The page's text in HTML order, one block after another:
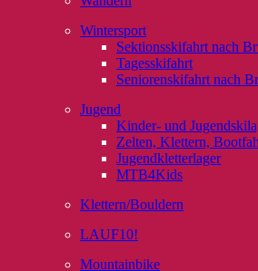
Wintersport
Sektionsskifahrt nach
Tagesskifahrt
Seniorenskifahrt nach
Jugend
Kinder- und
Zelten, Klettern,
Jugendkletterlager
MTB4Kids
Klettern/Bouldern
LAUF10!
Mountainbike